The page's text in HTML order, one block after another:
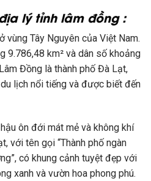
lý tỉnh lâm đồng :
vùng Tây Nguyên của Việt Nam.
9.786,48 km² và dân số khoảng
Đồng là thành phố Đà Lạt,
lịch nổi tiếng và được biết đến
ôn đới mát mẻ và không khí
với tên gọi “Thành phố ngàn
có khung cảnh tuyệt đẹp với
xanh và vườn hoa phong phú.